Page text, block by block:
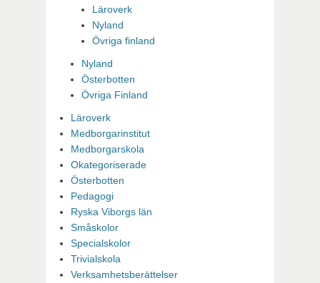
Läroverk
Nyland
Övriga finland
Nyland
Österbotten
Övriga Finland
Läroverk
Medborgarinstitut
Medborgarskola
Okategoriserade
Österbotten
Pedagogi
Ryska Viborgs län
Småskolor
Specialskolor
Trivialskola
Verksamhetsberättelser